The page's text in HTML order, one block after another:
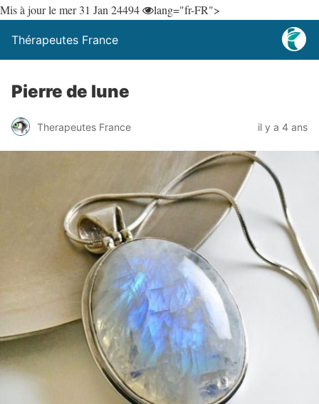
Mis à jour le mer 31 Jan 24494 lang="fr-FR">
Thérapeutes France
Pierre de lune
Therapeutes France il y a 4 ans